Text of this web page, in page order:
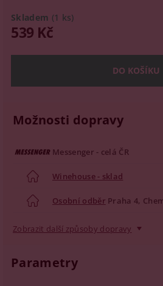
Skladem (1 ks)
539 Kč
Možnosti dopravy
Messenger - celá ČR
Winehouse - sklad
Osobní odběr Praha 4,
Zobrazit další způsoby dopravy
Parametry